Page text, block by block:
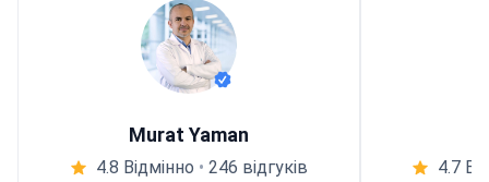
Murat Yaman
4.8 Відмінно • 246 відгуків 4.7